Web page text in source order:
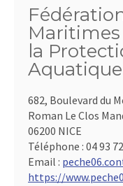
la
Aquatique
682, Boulevard du
Roman Le Clos
06200 NICE
Téléphone : 04 93
Email :
https://